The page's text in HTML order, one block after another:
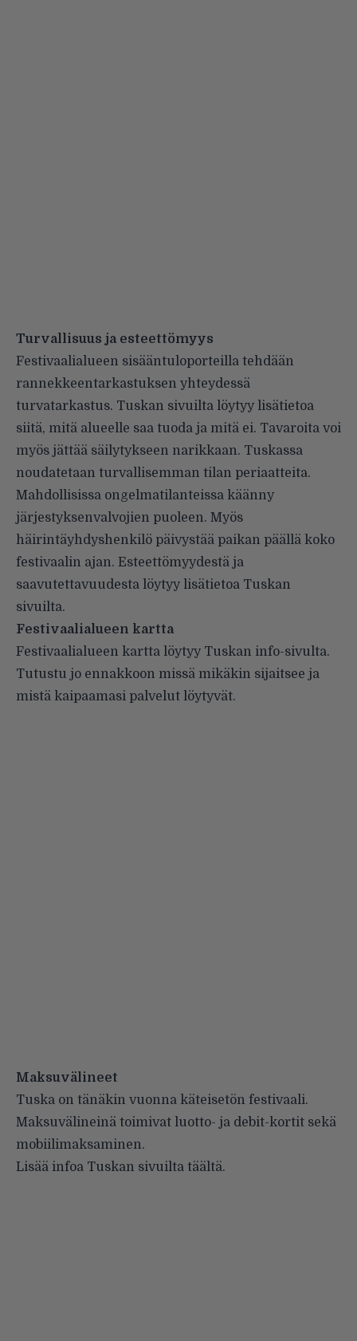
Turvallisuus ja esteettömyys
Festivaalialueen sisääntuloporteilla tehdään
rannekkeentarkastuksen yhteydessä
turvatarkastus. Tuskan sivuilta löytyy lisätietoa
siitä, mitä alueelle saa tuoda ja mitä ei. Tavaroita voi
myös jättää säilytykseen narikkaan. Tuskassa
noudatetaan turvallisemman tilan periaatteita.
Mahdollisissa ongelmatilanteissa käänny
järjestyksenvalvojien puoleen. Myös
häirintäyhdyshenkilö päivystää paikan päällä koko
festivaalin ajan. Esteettömyydestä ja
saavutettavuudesta löytyy lisätietoa Tuskan
sivuilta.
Festivaalialueen kartta
Festivaalialueen kartta löytyy Tuskan info-sivulta.
Tutustu jo ennakkoon missä mikäkin sijaitsee ja
mistä kaipaamasi palvelut löytyvät.
Maksuvälineet
Tuska on tänäkin vuonna käteisetön festivaali.
Maksuvälineinä toimivat luotto- ja debit-kortit sekä
mobiilimaksaminen.
Lisää infoa Tuskan sivuilta täältä.